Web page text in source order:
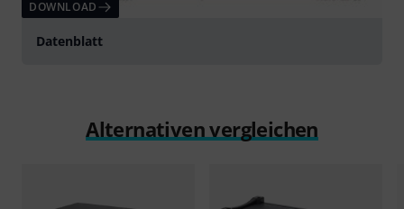
DOWNLOAD
Datenblatt
Alternativen vergleichen